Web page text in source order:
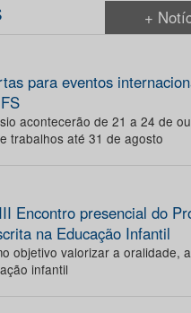
+
para eventos
acontecerão de 21 a 24 de
trabalhos até 31 de agosto
Encontro presencial do
na Educação Infantil
objetivo valorizar a oralidade,
infantil